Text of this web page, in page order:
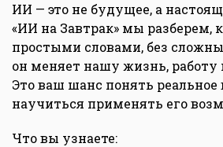
ИИ — это не будущее, а
«ИИ на Завтрак» мы разберем,
простыми словами, без
он меняет нашу жизнь, работу
Это ваш шанс понять
научиться применять его
Что вы узнаете: